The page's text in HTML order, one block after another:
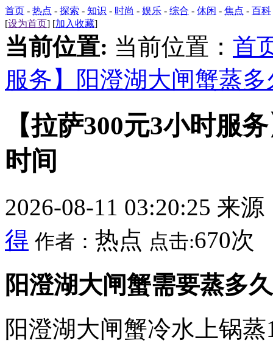
首页 - 热点 - 探索 - 知识 - 时尚 - 娱乐 - 综合 - 休闲 - 焦点 - 百科
[设为首页] [加入收藏]
当前位置: 当前位置： 首
服务】阳澄湖大闸蟹蒸
【拉萨300元3小时服
时间
2026-08-11 03:20:25 来源
得 作者： 热点 点击:670次
阳澄湖大闸蟹需要蒸多
阳澄湖大闸蟹冷水上锅